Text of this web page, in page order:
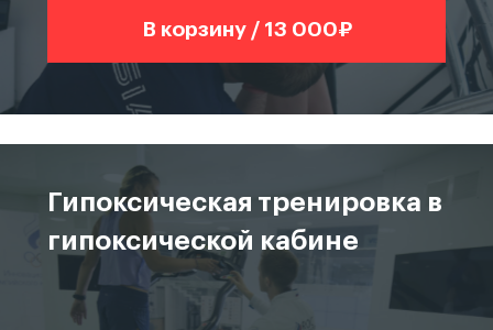
В корзину / 13 000₽
Гипоксическая тренировка в
гипоксической кабине